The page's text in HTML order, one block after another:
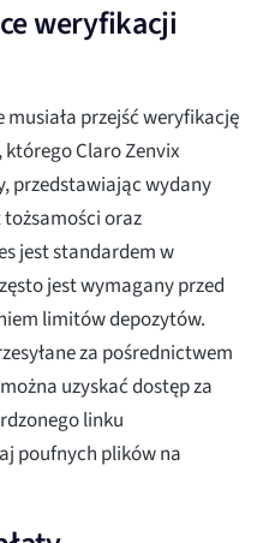
weryfikacji
przejść weryfikację
Claro Zenvix
przedstawiając wydany
oraz
jest standardem w
jest wymagany przed
limitów depozytów.
za pośrednictwem
uzyskać dostęp za
linku
poufnych plików na